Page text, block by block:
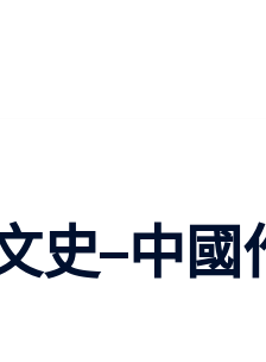
史–中國